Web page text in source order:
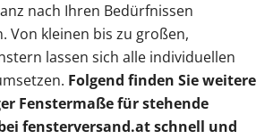
nach Ihren Bedürfnissen
Von kleinen bis zu großen,
lassen sich alle individuellen
Folgend finden Sie weitere
Fenstermaße für stehende
fensterversand.at schnell und